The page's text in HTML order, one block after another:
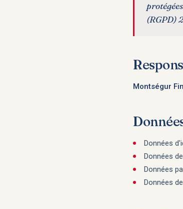
(RGPD)
Montségur
Données
Données
Données
Données